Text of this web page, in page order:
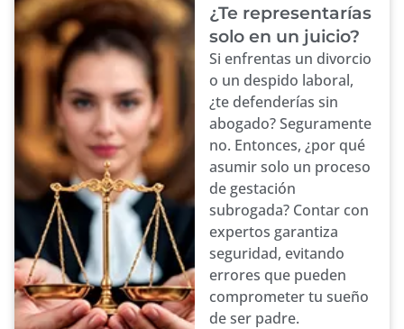
¿Te representarías
solo en un juicio?
Si enfrentas un divorcio
o un despido laboral,
¿te defenderías sin
abogado? Seguramente
no. Entonces, ¿por qué
asumir solo un proceso
de gestación
subrogada? Contar con
expertos garantiza
seguridad, evitando
errores que pueden
comprometer tu sueño
de ser padre.